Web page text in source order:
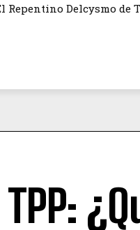
Repentino Delcysmo de
TPP: